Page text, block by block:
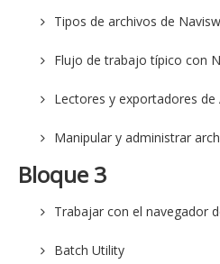
Tipos de archivos de
Flujo de trabajo típico con
Lectores y exportadores de
Manipular y administrar
Bloque 3
Trabajar con el navegador
Batch Utility